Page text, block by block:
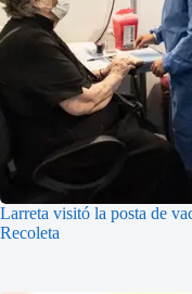
Larreta visitó la posta de
Recoleta